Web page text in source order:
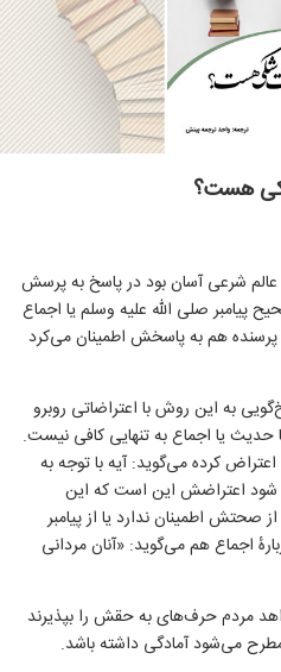
هست؟
شرعی آسان بود در پاسخ به پرسش
پیامبرصلی الله علیه وسلم یا اجماع
هم به پاسخش اطمینان می‌کرد
به این روش با اعتراضاتی روبرو
حدیث یا اجماع به تنهایی کافی نیست.
کرده می‌گوید: آیه با توجه به
شود اعتراضش این است که این
صحتش اطمینان ندارد یا از پیامبر
اجماع هم می‌گوید: «آنان مردانی
مردم حرف‌های به حقش را بپذیرند
می‌شود آمادگی داشته باشد.